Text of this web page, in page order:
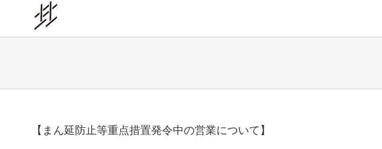
【まん延防止等重点措置発令中の営業について】